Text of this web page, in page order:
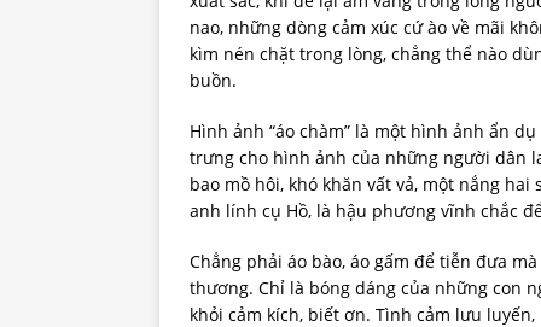
nao, những dòng cảm xúc cứ ào về mãi
kìm nén chặt trong lòng, chẳng thể nào
buồn.
Hình ảnh “áo chàm” là một hình ảnh ẩn
trưng cho hình ảnh của những người dân
bao mồ hôi, khó khăn vất vả, một nắng
anh lính cụ Hồ, là hậu phương vĩnh chắc
Chẳng phải áo bào, áo gấm để tiễn đưa
thương. Chỉ là bóng dáng của những con
khỏi cảm kích, biết ơn. Tình cảm lưu